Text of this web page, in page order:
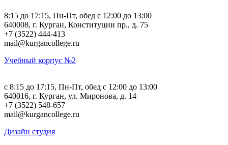
8:15 до 17:15, Пн-Пт, обед с 12:00 до 13:00
640008, г. Курган, Конституции пр., д. 75
+7 (3522) 444-413
mail@kurgancollege.ru
Учебный корпус №2
c 8:15 до 17:15, Пн-Пт, обед с 12:00 до 13:00
640016, г. Курган, ул. Миронова, д. 14
+7 (3522) 548-657
mail@kurgancollege.ru
Дизайн студия